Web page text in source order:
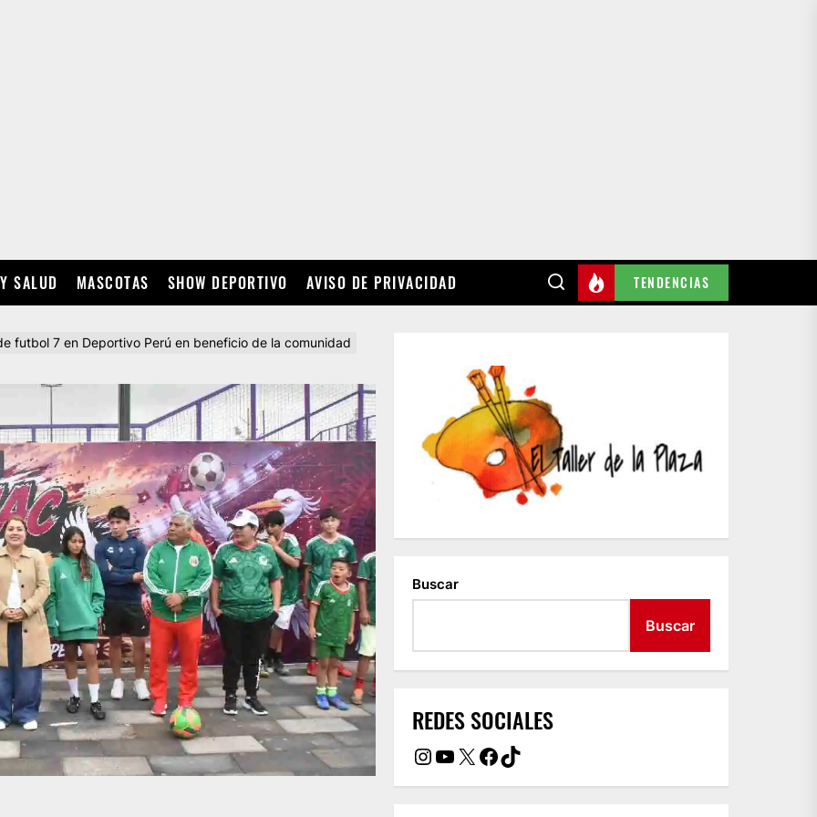
SALUD MASCOTAS SHOW DEPORTIVO AVISO DE PRIVACIDAD TENDENCIAS
futbol 7 en Deportivo Perú en beneficio de la comunidad
Buscar
Buscar
REDES SOCIALES
Instagram
YouTube
X Facebook
TikTok